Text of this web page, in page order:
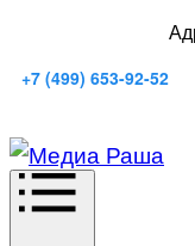
+7 (499) 653-92-52